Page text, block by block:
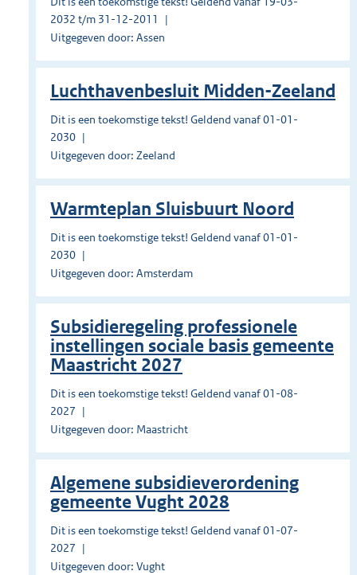
2032 t/m 31-12-2011
Uitgegeven door: Assen
Luchthavenbesluit Midden-Zeeland
Dit is een toekomstige tekst! Geldend vanaf 01-01-
2030
Uitgegeven door: Zeeland
Warmteplan Sluisbuurt Noord
Dit is een toekomstige tekst! Geldend vanaf 01-01-
2030
Uitgegeven door: Amsterdam
Subsidieregeling professionele
instellingen sociale basis gemeente
Maastricht 2027
Dit is een toekomstige tekst! Geldend vanaf 01-08-
2027
Uitgegeven door: Maastricht
Algemene subsidieverordening
gemeente Vught 2028
Dit is een toekomstige tekst! Geldend vanaf 01-07-
2027
Uitgegeven door: Vught